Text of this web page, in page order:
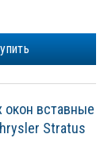
вставные
Stratus